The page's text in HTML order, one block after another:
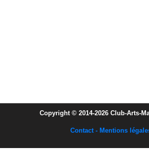
Copyright © 2014-2026 Club-Arts-
Contact - Mentions